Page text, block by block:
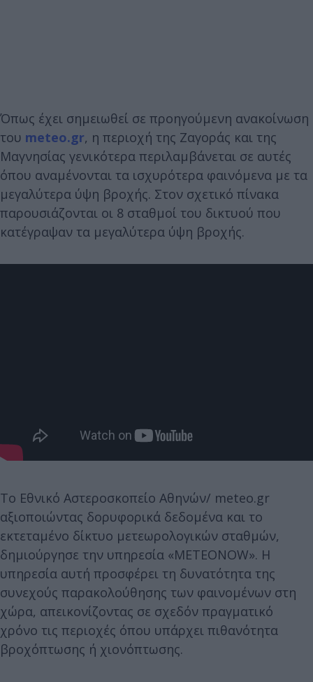
Όπως έχει σημειωθεί σε προηγούμενη ανακοίνωση
του meteo.gr, η περιοχή της Ζαγοράς και της
Μαγνησίας γενικότερα περιλαμβάνεται σε αυτές
όπου αναμένονται τα ισχυρότερα φαινόμενα με τα
μεγαλύτερα ύψη βροχής. Στον σχετικό πίνακα
παρουσιάζονται οι 8 σταθμοί του δικτυού που
κατέγραψαν τα μεγαλύτερα ύψη βροχής.
Το Εθνικό Αστεροσκοπείο Αθηνών/ meteo.gr
αξιοποιώντας δορυφορικά δεδομένα και το
εκτεταμένο δίκτυο μετεωρολογικών σταθμών,
δημιούργησε την υπηρεσία «METEONOW». Η
υπηρεσία αυτή προσφέρει τη δυνατότητα της
συνεχούς παρακολούθησης των φαινομένων στη
χώρα, απεικονίζοντας σε σχεδόν πραγματικό
χρόνο τις περιοχές όπου υπάρχει πιθανότητα
βροχόπτωσης ή χιονόπτωσης.